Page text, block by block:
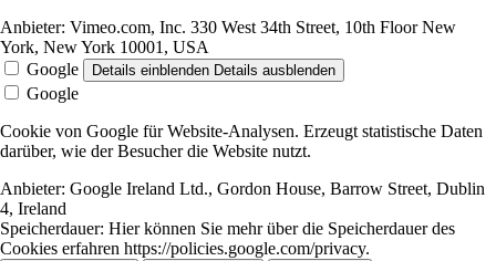
Anbieter: Vimeo.com, Inc. 330 West 34th Street, 10th Floor New
York, New York 10001, USA
Google
Details einblenden Details ausblenden
Google
Cookie von Google für Website-Analysen. Erzeugt statistische Daten
darüber, wie der Besucher die Website nutzt.
Anbieter: Google Ireland Ltd., Gordon House, Barrow Street, Dublin
4, Ireland
Speicherdauer: Hier können Sie mehr über die Speicherdauer des
Cookies erfahren https://policies.google.com/privacy.